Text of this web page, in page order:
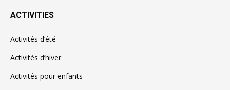
ACTIVITIES
Activités d’été
Activités d’hiver
Activités pour enfants